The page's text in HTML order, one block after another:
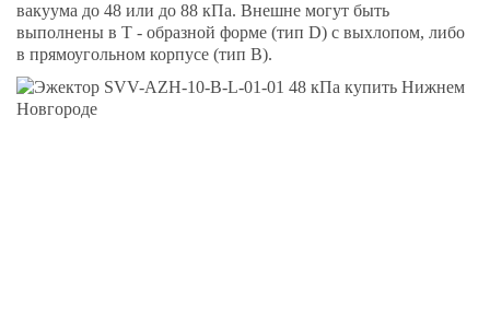
вакуума до 48 или до 88 кПа. Внешне могут быть
выполнены в Т - образной форме (тип D) с выхлопом, либо
в прямоугольном корпусе (тип B).